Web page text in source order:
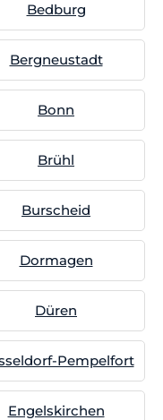
Bedburg
Bergneustadt
Bonn
Brühl
Burscheid
Dormagen
Düren
Pempelfort
Engelskirchen